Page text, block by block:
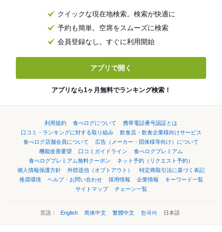
クイックな現在地検索。検索が快適に
予約も簡単。空席をスムーズに検索
会員登録なし。すぐに利用開始
アプリで開く
アプリなら1ヶ月無料でランキング検索！
利用規約 食べログについて
携帯電話番号認証とは
口コミ・ランキングに対する取り組み
飲食店・飲食企業様向けサービス
食べログ店舗会員について
広告（メーカー・団体様等向け）について
機能改善要望
口コミガイドライン
食べログプレミアム
食べログプレミアム無料クーポン
ネット予約（リクエスト予約）
個人情報保護方針
外部送信（オプトアウト）
特定商取引法に基づく表記
推奨環境
ヘルプ・お問い合わせ 採用情報 企業情報
キーワード一覧
サイトマップ
チェーン一覧
言語： English 简体中文 繁體中文 한국어 日本語